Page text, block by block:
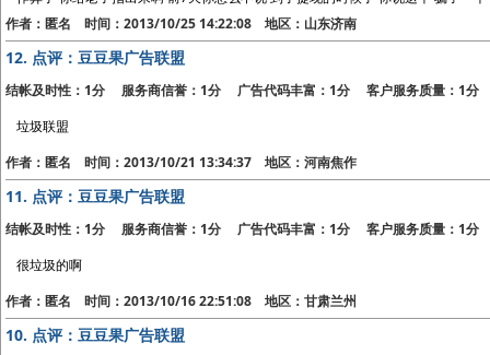
作者：匿名 时间：2013/10/25 14:22:08 地区：山东济南
12. 点评：豆豆果广告联盟
结帐及时性：1分 服务商信誉：1分 广告代码丰富：1分 客户服务质量：1分
垃圾联盟
作者：匿名 时间：2013/10/21 13:34:37 地区：河南焦作
11. 点评：豆豆果广告联盟
结帐及时性：1分 服务商信誉：1分 广告代码丰富：1分 客户服务质量：1分
很垃圾的啊
作者：匿名 时间：2013/10/16 22:51:08 地区：甘肃兰州
10. 点评：豆豆果广告联盟